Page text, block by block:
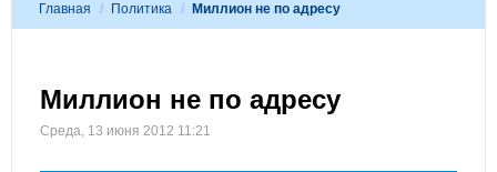
Главная / Политика / Миллион не по адресу
Миллион не по адресу
Среда, 13 июня 2012 11:21